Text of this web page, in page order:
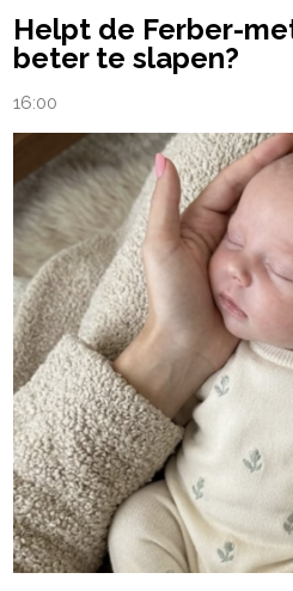
Helpt de Ferber-
beter te slapen?
16:00